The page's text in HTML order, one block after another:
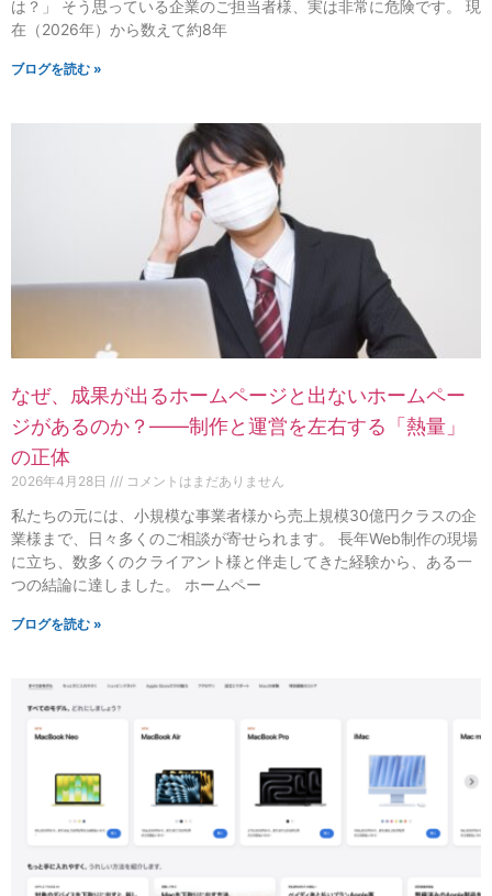
は？」 そう思っている企業のご担当者様、実は非常に危険です。 現
在（2026年）から数えて約8年
ブログを読む »
なぜ、成果が出るホームページと出ないホームペー
ジがあるのか？——制作と運営を左右する「熱量」
の正体
2026年4月28日 コメントはまだありません
私たちの元には、小規模な事業者様から売上規模30億円クラスの企
業様まで、日々多くのご相談が寄せられます。 長年Web制作の現場
に立ち、数多くのクライアント様と伴走してきた経験から、ある一
つの結論に達しました。 ホームペー
ブログを読む »